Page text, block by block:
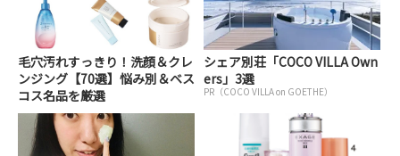
毛穴汚れすっきり！洗顔＆クレ
ンジング【70選】悩み別＆ベス
コス名品を厳選
シェア別荘「COCO VILLA Own
ers」3選
PR（COCO VILLA on GOETHE）